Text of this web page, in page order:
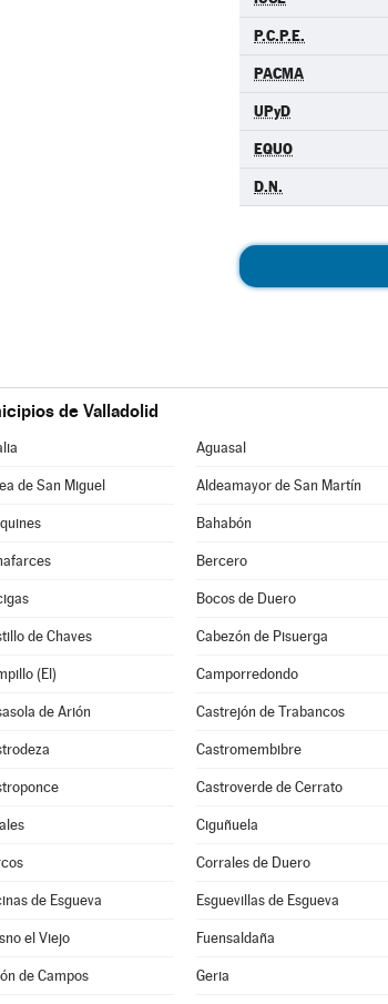
P.C.P.E.
PACMA
UPyD
EQUO
D.N.
de Valladolid
Aguasal
de San Miguel Aldeamayor de San Martín
Bahabón
Bercero
Bocos de Duero
de Chaves Cabezón de Pisuerga
(El) Camporredondo
de Arión Castrejón de Trabancos
Castromembibre
Castroverde de Cerrato
Ciguñuela
Corrales de Duero
de Esgueva Esguevillas de Esgueva
el Viejo Fuensaldaña
de Campos Geria